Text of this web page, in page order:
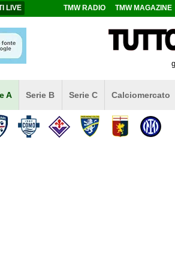
LIVE TMW RADIO TMW MAGAZINE
A Serie B Serie C Calciomercato